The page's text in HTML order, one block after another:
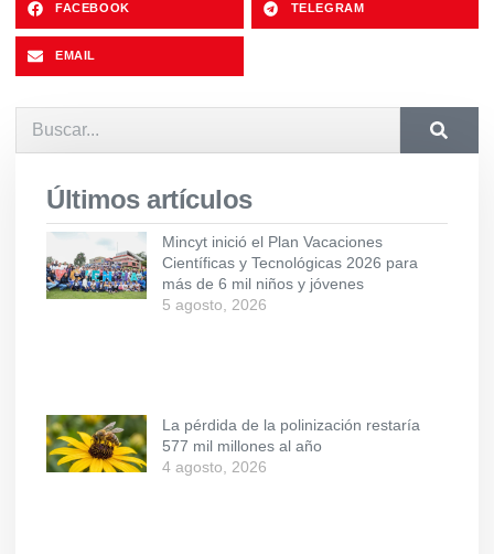
FACEBOOK TELEGRAM
EMAIL
Últimos artículos
Mincyt inició el Plan Vacaciones
Científicas y Tecnológicas 2026 para
más de 6 mil niños y jóvenes
5 agosto, 2026
La pérdida de la polinización restaría
577 mil millones al año
4 agosto, 2026